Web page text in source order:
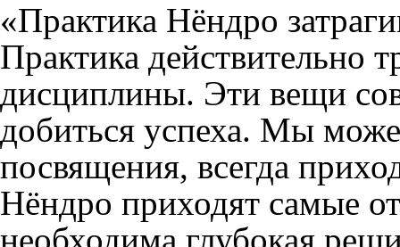
«Практика Нёндро
Практика действительно
дисциплины. Эти вещи
добиться успеха. Мы
посвящения, всегда
Нёндро приходят самые